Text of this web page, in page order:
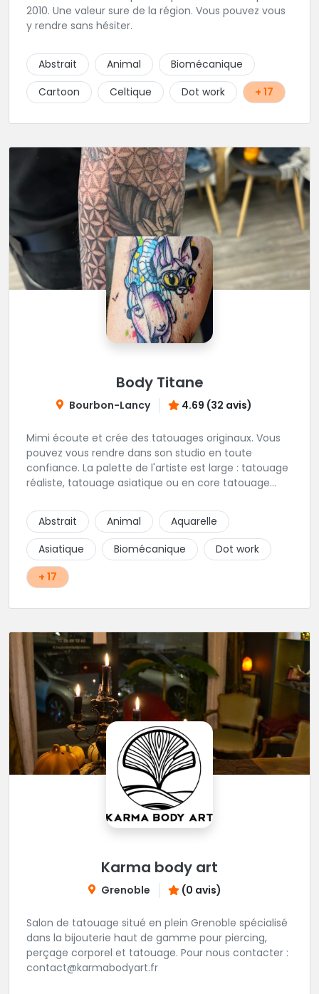
2010. Une valeur sure de la région. Vous pouvez vous
y rendre sans hésiter.
Abstrait Animal
Biomécanique
Cartoon
Celtique Dot work + 17
Body Titane
Bourbon-Lancy 4.69 (32 avis)
Mimi écoute et crée des tatouages originaux. Vous
pouvez vous rendre dans son studio en toute
confiance. La palette de l'artiste est large : tatouage
réaliste, tatouage asiatique ou en core tatouage
construire un projet qui vous ressemble.
Abstrait Animal
Aquarelle
Asiatique
Biomécanique
Dot work
+ 17
Karma body art
Grenoble (0 avis)
Salon de tatouage situé en plein Grenoble spécialisé
dans la bijouterie haut de gamme pour piercing,
perçage corporel et tatouage. Pour nous contacter :
contact@karmabodyart.fr